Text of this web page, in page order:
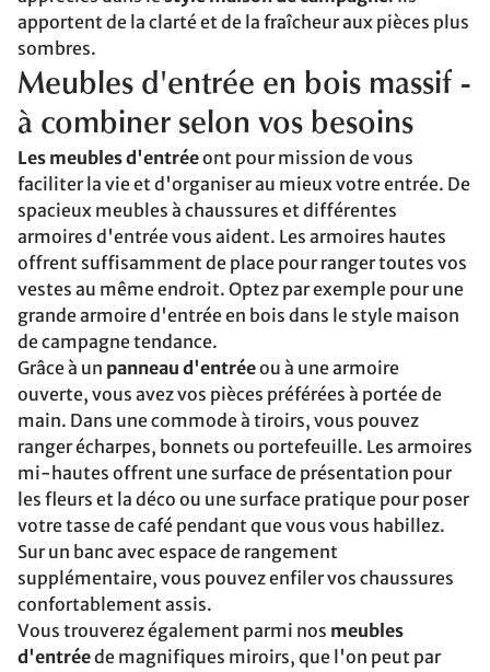
apportent de la clarté et de la fraîcheur aux pièces plus
sombres.
Meubles d'entrée en bois massif -
à combiner selon vos besoins
Les meubles d'entréeont pour mission de vous
faciliter la vie et d'organiser au mieux votre entrée. De
spacieux meubles à chaussures et différentes
armoires d'entrée vous aident. Les armoires hautes
offrent suffisamment de place pour ranger toutes vos
vestes au même endroit. Optez par exemple pour une
grande armoire d'entrée en bois dans le style maison
de campagne tendance.
Grâce à un panneau d'entréeou à une armoire
ouverte, vous avez vos pièces préférées à portée de
main. Dans une commode à tiroirs, vous pouvez
ranger écharpes, bonnets ou portefeuille. Les armoires
mi-hautes offrent une surface de présentation pour
les fleurs et la déco ou une surface pratique pour poser
votre tasse de café pendant que vous vous habillez.
Sur un banc avec espace de rangement
supplémentaire, vous pouvez enfiler vos chaussures
confortablement assis.
Vous trouverez également parmi nos meubles
d'entréede magnifiques miroirs, que l'on peut par